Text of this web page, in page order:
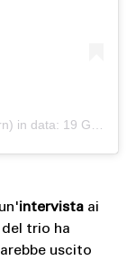
in data: 19 Gen 2020 alle ore 5:47 PST
intervistaai
trio ha
uscito